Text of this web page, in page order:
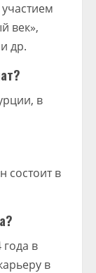
век»,
др.
в
состоит в
в
в